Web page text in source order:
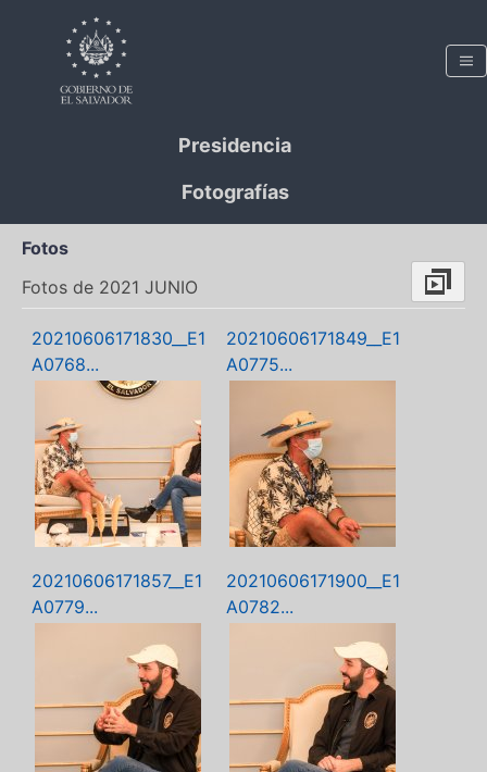
Presidencia
Fotografías
Fotos
Fotos de 2021 JUNIO
20210606171830__E1
A0768...
20210606171849__E1
A0775...
20210606171857__E1
A0779...
20210606171900__E1
A0782...